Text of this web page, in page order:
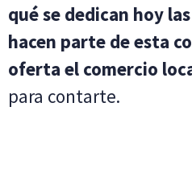
qué se dedican hoy
hacen parte de esta
oferta el comercio
para contarte.